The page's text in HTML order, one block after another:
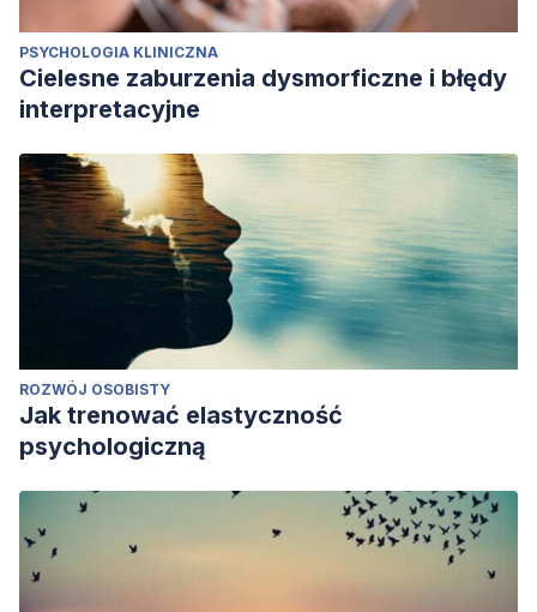
PSYCHOLOGIA KLINICZNA
Cielesne zaburzenia dysmorficzne i błędy
interpretacyjne
ROZWÓJ OSOBISTY
Jak trenować elastyczność
psychologiczną